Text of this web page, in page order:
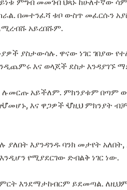
ምግብ መመገብ ህጻኑ ከሁለተኛው
በመተንፈሻ ቱቦ ውስጥ መፈርሱን
አይረበሹም.
ያስታውሳሉ. ዋናው ነገር ገበያው
እና ወላጆች ደስታ እንዳያገኙ
አይችለም. ምክንያቱም በጣም
እና ዋጋዎች ሇዚህ ምክንያት
እያንዳንዱ ባንክ መታየት አለበት,
የሚያደርገው ድብልቅ ነገር ነው.
ምርት እንደማታከብርም ይደመጣል.